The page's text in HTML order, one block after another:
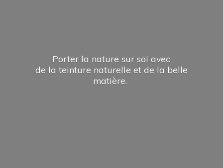
Porter la nature sur soi avec
de la teinture naturelle et de la belle
matière.